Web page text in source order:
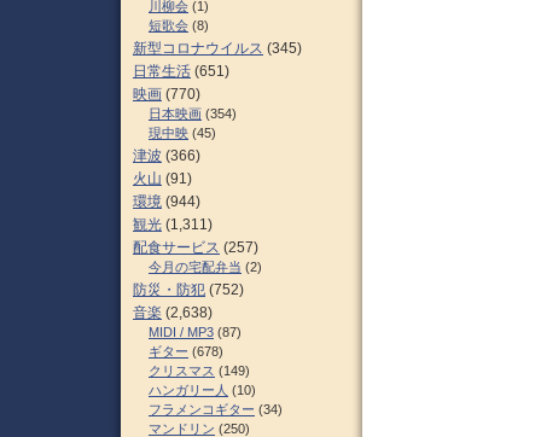
川柳会 (1)
短歌会 (8)
新型コロナウイルス (345)
日常生活 (651)
映画 (770)
日本映画 (354)
現中映 (45)
津波 (366)
火山 (91)
環境 (944)
観光 (1,311)
配食サービス (257)
今月の宅配弁当 (2)
防災・防犯 (752)
音楽 (2,638)
MIDI / MP3 (87)
ギター (678)
クリスマス (149)
ハンガリー人 (10)
フラメンコギター (34)
マンドリン (250)